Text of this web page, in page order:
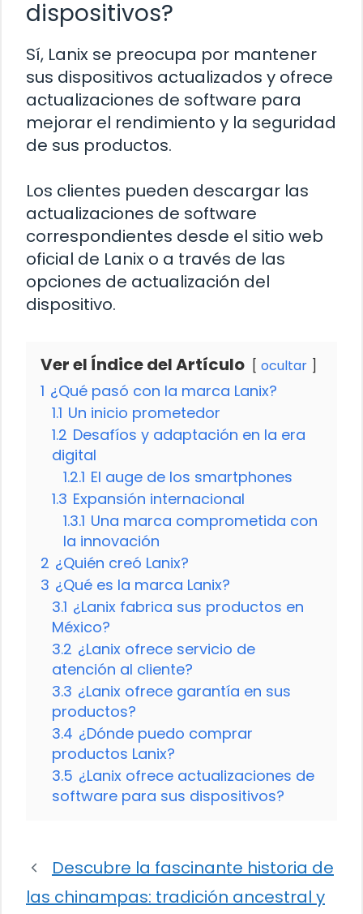
dispositivos?
Sí, Lanix se preocupa por mantener
sus dispositivos actualizados y ofrece
actualizaciones de software para
mejorar el rendimiento y la seguridad
de sus productos.
Los clientes pueden descargar las
actualizaciones de software
correspondientes desde el sitio web
oficial de Lanix o a través de las
opciones de actualización del
dispositivo.
Ver el Índice del Artículo ocultar
1 ¿Qué pasó con la marca Lanix?
1.1 Un inicio prometedor
1.2 Desafíos y adaptación en la era
digital
1.2.1 El auge de los smartphones
1.3 Expansión internacional
1.3.1 Una marca comprometida con
la innovación
2 ¿Quién creó Lanix?
3 ¿Qué es la marca Lanix?
3.1 ¿Lanix fabrica sus productos en
México?
3.2 ¿Lanix ofrece servicio de
atención al cliente?
3.3 ¿Lanix ofrece garantía en sus
productos?
3.4 ¿Dónde puedo comprar
productos Lanix?
3.5 ¿Lanix ofrece actualizaciones de
software para sus dispositivos?
Descubre la fascinante historia de
las chinampas: tradición ancestral y